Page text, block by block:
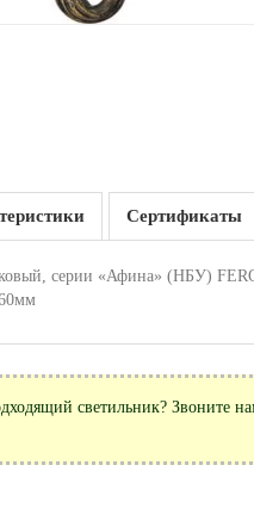
Сертификаты
серии «Афина» (НБУ)
светильник? Звоните